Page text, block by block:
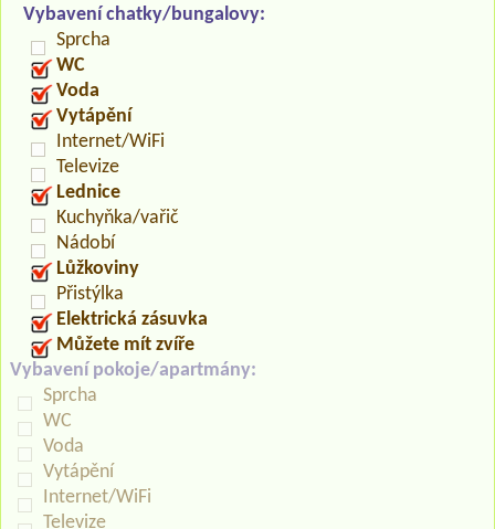
Vybavení chatky/bungalovy:
Sprcha
WC
Voda
Vytápění
Internet/WiFi
Televize
Lednice
Kuchyňka/vařič
Nádobí
Lůžkoviny
Přistýlka
Elektrická zásuvka
Můžete mít zvíře
Vybavení pokoje/apartmány:
Sprcha
WC
Voda
Vytápění
Internet/WiFi
Televize